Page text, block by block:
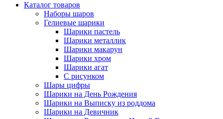
Каталог товаров
Наборы шаров
Гелиевые шарики
Шарики пастель
Шарики металлик
Шарики макарун
Шарики хром
Шарики агат
С рисунком
Шары цифры
Шарики на День Рождения
Шарики на Выписку из роддома
Шарики на Девичник